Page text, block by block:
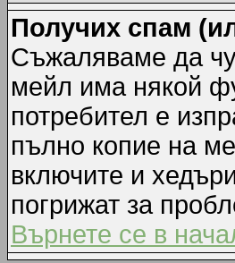
Получих спам
Съжаляваме да
мейл има някой
потребител е
пълно копие на
включите и
погрижат за
Върнете се в